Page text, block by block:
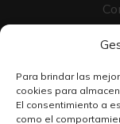
Para brindar las
cookies para
El consentimiento a
como el